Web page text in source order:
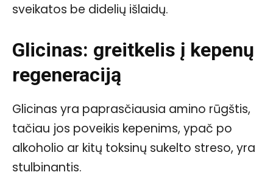
sveikatos be didelių išlaidų.
Glicinas: greitkelis į kepenų
regeneraciją
Glicinas yra paprasčiausia amino rūgštis,
tačiau jos poveikis kepenims, ypač po
alkoholio ar kitų toksinų sukelto streso, yra
stulbinantis.